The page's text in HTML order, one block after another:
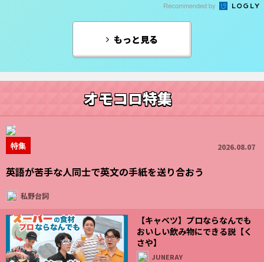
Recommended by
もっと見る
オモコロ特集
特集 2026.08.07
英語が苦手な人同士で英文の手紙を送り合おう
私野台詞
【キャベツ】プロならなんでも
おいしい飲み物にできる説【く
さや】
JUNERAY